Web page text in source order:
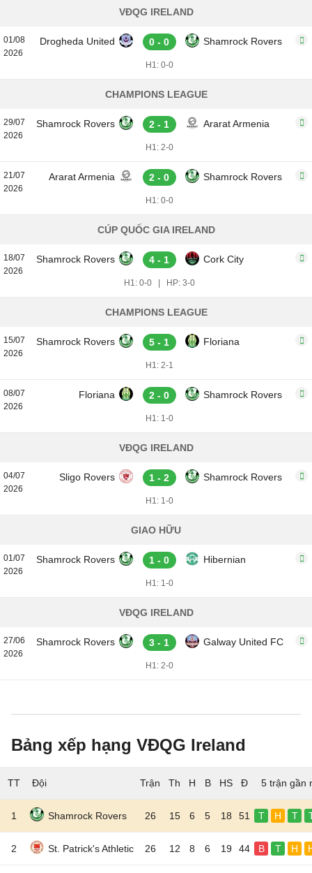
VĐQG IRELAND
01/08
2026
Drogheda United 0 - 0 Shamrock Rovers
H1: 0-0
CHAMPIONS LEAGUE
29/07
2026
Shamrock Rovers 2 - 1 Ararat Armenia
H1: 2-0
21/07
2026
Ararat Armenia 2 - 0 Shamrock Rovers
H1: 0-0
CÚP QUỐC GIA IRELAND
18/07
2026
Shamrock Rovers 4 - 1 Cork City
H1: 0-0 HP: 3-0
CHAMPIONS LEAGUE
15/07
2026
Shamrock Rovers 5 - 1 Floriana
H1: 2-1
08/07
2026
Floriana 2 - 0 Shamrock Rovers
H1: 1-0
VĐQG IRELAND
04/07
2026
Sligo Rovers 1 - 2 Shamrock Rovers
H1: 1-0
GIAO HỮU
01/07
2026
Shamrock Rovers 1 - 0 Hibernian
H1: 1-0
VĐQG IRELAND
27/06
2026
Shamrock Rovers 3 - 1 Galway United FC
H1: 2-0
Bảng xếp hạng VĐQG Ireland
TT Đội 5 trận gần
1 Shamrock Rovers 26 15 6 5 18 51 T H T
2 St. Patrick's Athletic 26 12 8 6 19 44 B T H